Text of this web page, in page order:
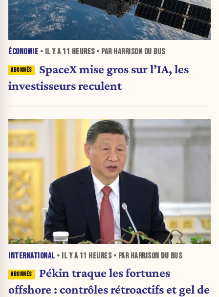
ÉCONOMIE • IL Y A 11 HEURES• PAR HARRISON DU BUS
SpaceX mise gros sur l’IA, les
investisseurs reculent
INTERNATIONAL • IL Y A 11 HEURES• PAR HARRISON DU BUS
Pékin traque les fortunes
offshore : contrôles rétroactifs et gel de